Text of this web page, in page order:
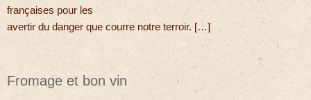
françaises pour les
avertir du danger que courre notre terroir. […]
Fromage et bon vin